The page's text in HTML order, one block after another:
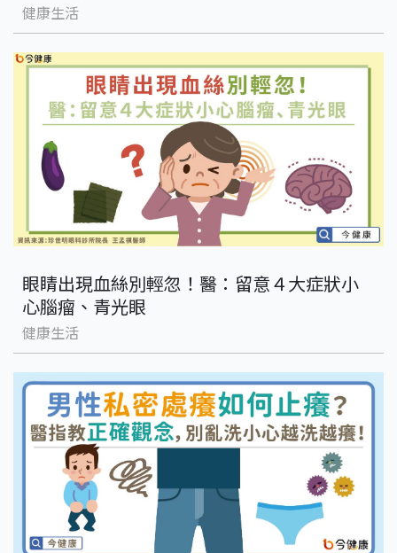
健康生活
眼睛出現血絲別輕忽！醫：留意４大症狀小
心腦瘤、青光眼
健康生活